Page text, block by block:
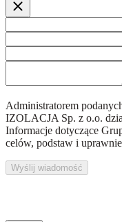
Administratorem
IZOLACJA Sp. z o.o.
Informacje dotyczące
celów, podstaw i
Wyślij wiadomość